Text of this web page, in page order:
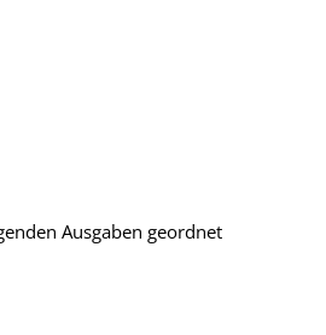
Ausgaben geordnet